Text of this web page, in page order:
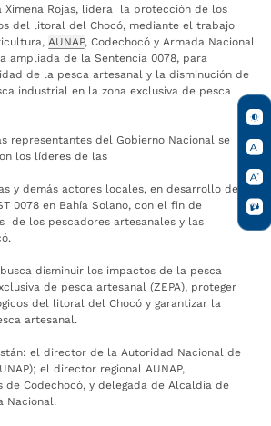
Rojas, lidera la protección de los
del litoral del Chocó, mediante el trabajo
AUNAP, Codechocó y Armada Nacional
ampliada de la Sentencia 0078, para
de la pesca artesanal y la disminución de
industrial en la zona exclusiva de pesca
representantes del Gobierno Nacional se
los líderes de las
y demás actores locales, en desarrollo de la
0078 en Bahía Solano, con el fin de
de los pescadores artesanales y las
disminuir los impactos de la pesca
de pesca artesanal (ZEPA), proteger
del litoral del Chocó y garantizar la
artesanal.
el director de la Autoridad Nacional de
el director regional AUNAP,
de Codechocó, y delegada de Alcaldía de
Nacional.